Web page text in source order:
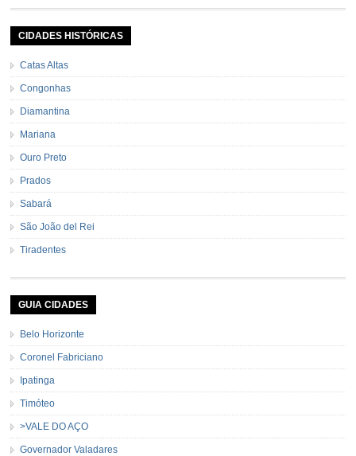
pele e sem sementes 1 pitada de noz moscada Salsa e cebolinha Pimenta
CIDADES HISTÓRICAS
Catas Altas
Congonhas
Diamantina
Mariana
Ouro Preto
Prados
Sabará
São João del Rei
Tiradentes
GUIA CIDADES
Belo Horizonte
Coronel Fabriciano
Ipatinga
Timóteo
>VALE DO AÇO
Governador Valadares